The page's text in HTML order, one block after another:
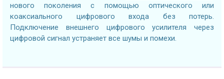
нового поколения с помощью оптического или
коаксиального цифрового входа без потерь.
Подключение внешнего цифрового усилителя через
цифровой сигнал устраняет все шумы и помехи.